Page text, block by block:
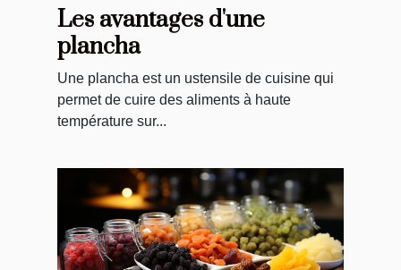
Les avantages d'une
plancha
Une plancha est un ustensile de cuisine qui
permet de cuire des aliments à haute
température sur...